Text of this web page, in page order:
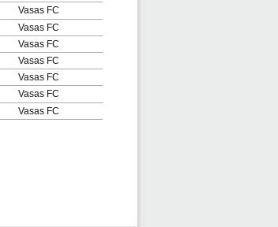
Vasas FC
Vasas FC
Vasas FC
Vasas FC
Vasas FC
Vasas FC
Vasas FC